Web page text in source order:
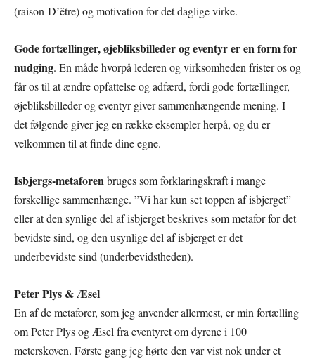
(raison D’être) og motivation for det daglige virke.
Gode fortællinger, øjebliksbilleder og eventyr er en form for
nudging. En måde hvorpå lederen og virksomheden frister os og
får os til at ændre opfattelse og adfærd, fordi gode fortællinger,
øjebliksbilleder og eventyr giver sammenhængende mening. I
det følgende giver jeg en række eksempler herpå, og du er
velkommen til at finde dine egne.
Isbjergs-metaforen bruges som forklaringskraft i mange
forskellige sammenhænge. ”Vi har kun set toppen af isbjerget”
eller at den synlige del af isbjerget beskrives som metafor for det
bevidste sind, og den usynlige del af isbjerget er det
underbevidste sind (underbevidstheden).
Peter Plys & Æsel
En af de metaforer, som jeg anvender allermest, er min fortælling
om Peter Plys og Æsel fra eventyret om dyrene i 100
meterskoven. Første gang jeg hørte den var vist nok under et